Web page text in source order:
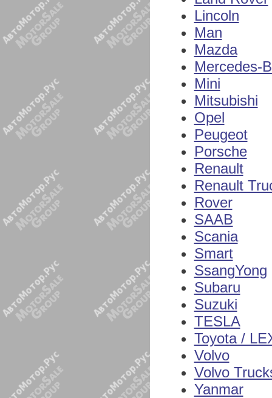
Lincoln
Man
Mazda
Mercedes-
Mini
Mitsubishi
Opel
Peugeot
Porsche
Renault
Renault
Rover
SAAB
Scania
Smart
SsangYong
Subaru
Suzuki
TESLA
Toyota /
Volvo
Volvo
Yanmar